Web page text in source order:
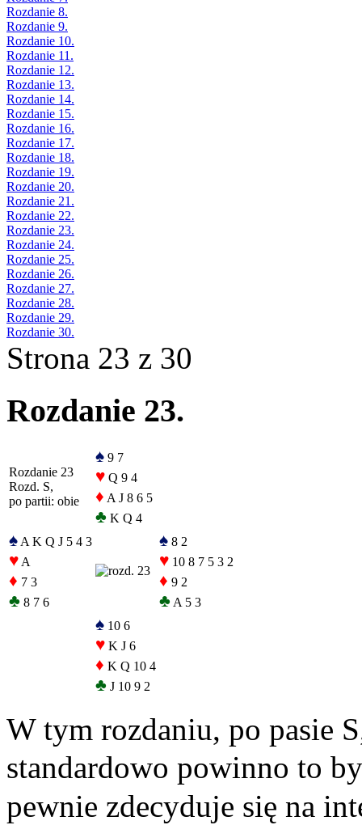
Rozdanie 8.
Rozdanie 9.
Rozdanie 10.
Rozdanie 11.
Rozdanie 12.
Rozdanie 13.
Rozdanie 14.
Rozdanie 15.
Rozdanie 16.
Rozdanie 17.
Rozdanie 18.
Rozdanie 19.
Rozdanie 20.
Rozdanie 21.
Rozdanie 22.
Rozdanie 23.
Rozdanie 24.
Rozdanie 25.
Rozdanie 26.
Rozdanie 27.
Rozdanie 28.
Rozdanie 29.
Rozdanie 30.
Strona 23 z 30
Rozdanie 23.
Rozdanie 23
Rozd. S,
po partii: obie
♠ 9 7
♥ Q 9 4
♦ A J 8 6 5
♣ K Q 4
♠ A K Q J 5 4 3
♥ A
♦ 7 3
♣ 8 7 6
♠ 8 2
♥ 10 8 7 5 3 2
♦ 9 2
♣ A 5 3
♠ 10 6
♥ K J 6
♦ K Q 10 4
♣ J 10 9 2
W tym rozdaniu, po pasie
standardowo powinno to
pewnie zdecyduje się na